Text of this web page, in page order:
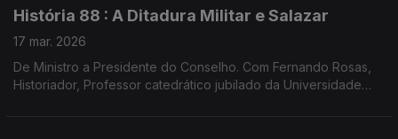
História 88 : A Ditadura Militar e Salazar
17 mar. 2026
De Ministro a Presidente do Conselho. Com Fernando Rosas,
Historiador, Professor catedrático jubilado da Universidade